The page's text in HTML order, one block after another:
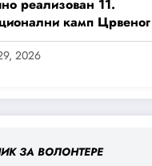
реализован 11.
камп Црвеног
и Црвеног крста
11“
2026
ЗА ВОЛОНТЕРЕ